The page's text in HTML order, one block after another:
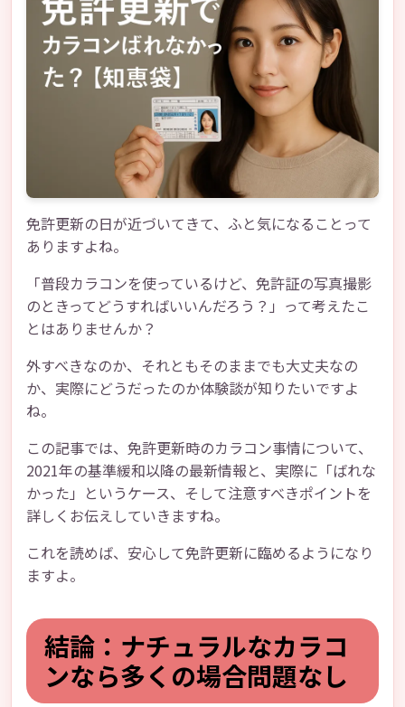
免許更新の日が近づいてきて、ふと気になることって
ありますよね。
「普段カラコンを使っているけど、免許証の写真撮影
のときってどうすればいいんだろう？」って考えたこ
とはありませんか？
外すべきなのか、それともそのままでも大丈夫なの
か、実際にどうだったのか体験談が知りたいですよ
ね。
この記事では、免許更新時のカラコン事情について、
2021年の基準緩和以降の最新情報と、実際に「ばれな
かった」というケース、そして注意すべきポイントを
詳しくお伝えしていきますね。
これを読めば、安心して免許更新に臨めるようになり
ますよ。
結論：ナチュラルなカラコ
ンなら多くの場合問題なし